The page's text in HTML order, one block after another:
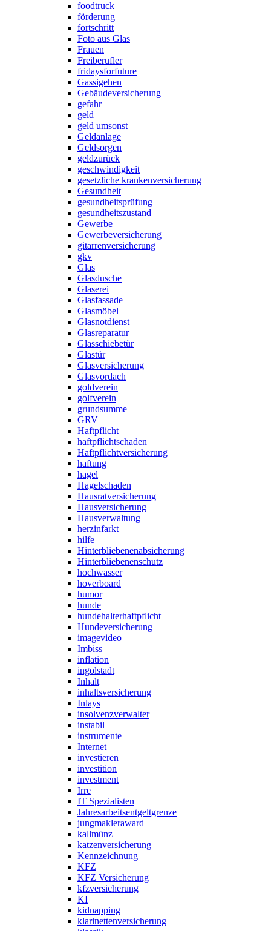
foodtruck
förderung
fortschritt
Foto aus Glas
Frauen
Freiberufler
fridaysforfuture
Gassigehen
Gebäudeversicherung
gefahr
geld
geld umsonst
Geldanlage
Geldsorgen
geldzurück
geschwindigkeit
gesetzliche krankenversicherung
Gesundheit
gesundheitsprüfung
gesundheitszustand
Gewerbe
Gewerbeversicherung
gitarrenversicherung
gkv
Glas
Glasdusche
Glaserei
Glasfassade
Glasmöbel
Glasnotdienst
Glasreparatur
Glasschiebetür
Glastür
Glasversicherung
Glasvordach
goldverein
golfverein
grundsumme
GRV
Haftpflicht
haftpflichtschaden
Haftpflichtversicherung
haftung
hagel
Hagelschaden
Hausratversicherung
Hausversicherung
Hausverwaltung
herzinfarkt
hilfe
Hinterbliebenenabsicherung
Hinterbliebenenschutz
hochwasser
hoverboard
humor
hunde
hundehalterhaftpflicht
Hundeversicherung
imagevideo
Imbiss
inflation
ingolstadt
Inhalt
inhaltsversicherung
Inlays
insolvenzverwalter
instabil
instrumente
Internet
investieren
investition
investment
Irre
IT Spezialisten
Jahresarbeitsentgeltgrenze
jungmakleraward
kallmünz
katzenversicherung
Kennzeichnung
KFZ
KFZ Versicherung
kfzversicherung
KI
kidnapping
klarinettenversicherung